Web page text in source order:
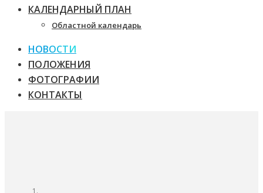
КАЛЕНДАРНЫЙ ПЛАН
Областной календарь
НОВОСТИ
ПОЛОЖЕНИЯ
ФОТОГРАФИИ
КОНТАКТЫ